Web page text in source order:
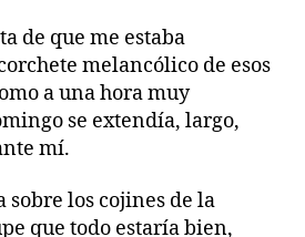
de que me estaba
melancólico de esos
a una hora muy
se extendía, largo,
mí.
sobre los cojines de la
que todo estaría bien,